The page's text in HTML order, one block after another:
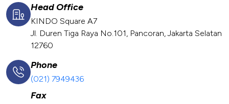
Head Office
KINDO Square A7
Jl. Duren Tiga Raya No.101, Pancoran, Jakarta Selatan
12760
Phone
(021) 7949436
Fax